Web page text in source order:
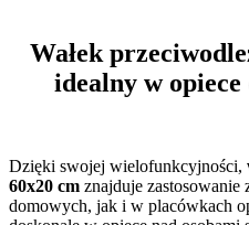
Wałek
idealny w
Dzięki swojej wielofunkcyjności,
60x20 cm znajduje
domowych, jak i w placówkach